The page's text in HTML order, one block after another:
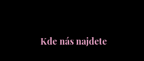
Kde nás najdete